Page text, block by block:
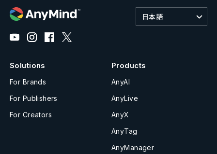
日本語
Solutions
For Brands
For Publishers
For Creators
Products
AnyAI
AnyLive
AnyX
AnyTag
AnyManager